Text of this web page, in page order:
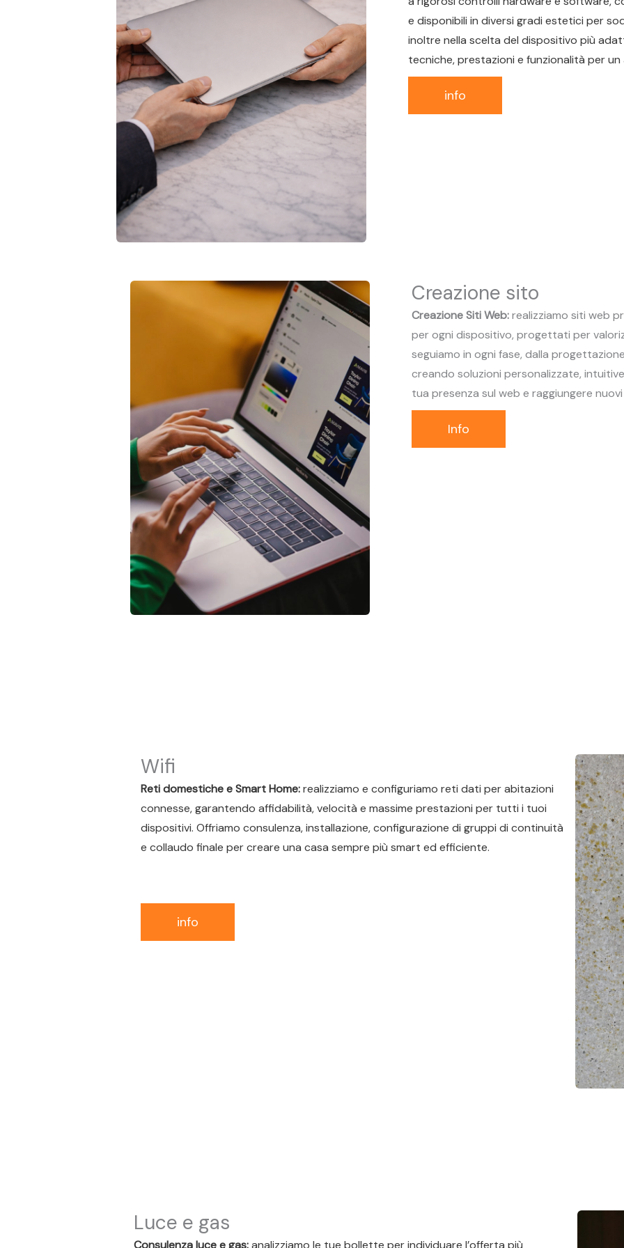
e disponibili in diversi gradi estetici per
inoltre nella scelta del dispositivo più
tecniche, prestazioni e funzionalità per
info
Creazione sito
Creazione Siti Web:realizziamo siti web
per ogni dispositivo, progettati per
seguiamo in ogni fase, dalla
creando soluzioni personalizzate,
tua presenza sul web e raggiungere
Info
Wifi
Reti domestiche e Smart Home:realizziamo e configuriamo reti dati per abitazioni
connesse, garantendo affidabilità, velocità e massime prestazioni per tutti i tuoi
dispositivi. Offriamo consulenza, installazione, configurazione di gruppi di continuità
e collaudo finale per creare una casa sempre più smart ed efficiente.
info
Luce e gas
Consulenza luce e gas:analizziamo le tue bollette per individuare l’offerta più